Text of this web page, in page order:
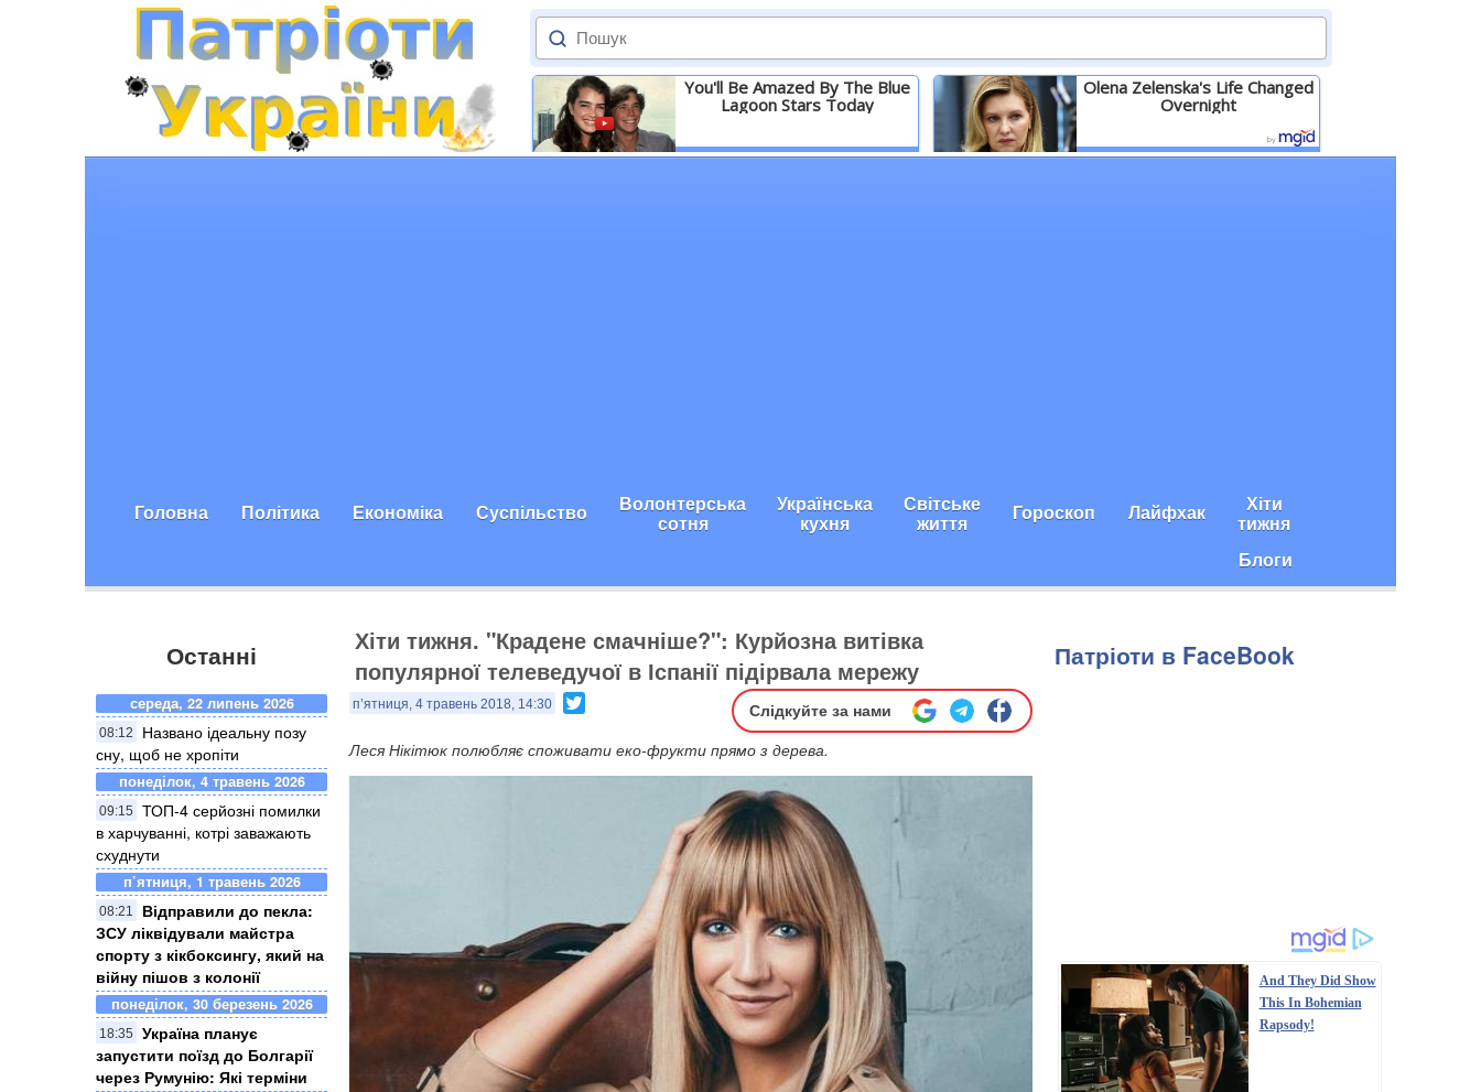
You'll Be Amazed By The Blue
Lagoon Stars Today
Детальніше
Olena Zelenska's Life Changed
Overnight
Детальніше
Головна Політика Економіка Суспільство Волонтерська
сотня
Українська
кухня
Світське
життя Гороскоп Лайфхак Хіти
тижня
Блоги
Останні
середа, 22 липень 2026
08:12
Названо ідеальну позу
сну, щоб не хропіти
понеділок, 4 травень 2026
09:15
ТОП-4 серйозні помилки
в харчуванні, котрі заважають
схуднути
п’ятниця, 1 травень 2026
08:21
Відправили до пекла:
ЗСУ ліквідували майстра
спорту з кікбоксингу, який на
війну пішов з колонії
понеділок, 30 березень 2026
18:35
Україна планує
запустити поїзд до Болгарії
через Румунію: Які терміни
Хіти тижня. "Крадене смачніше?": Курйозна витівка
популярної телеведучої в Іспанії підірвала мережу
п’ятниця, 4 травень 2018, 14:30 Слідкуйте за нами
Леся Нікітюк полюбляє споживати еко-фрукти прямо з дерева.
Патріоти в FaceBook
And They Did Show
This In Bohemian
Rapsody!